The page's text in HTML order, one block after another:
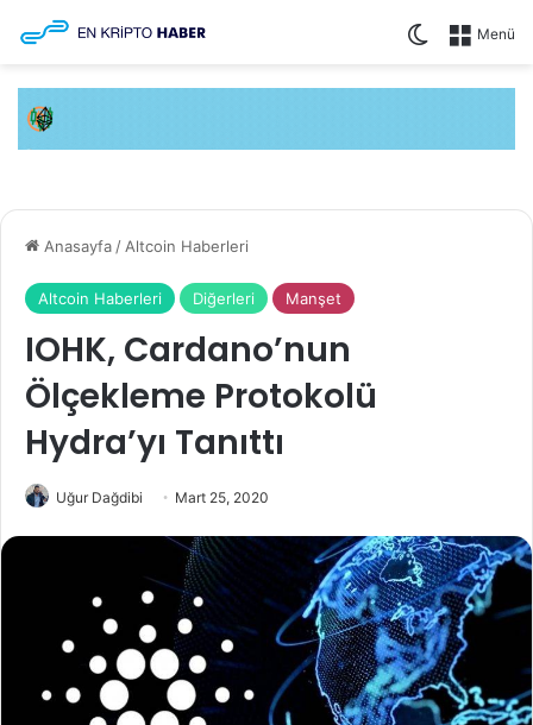
Menü
Dış
Anasayfa / Altcoin Haberleri
Altcoin Haberleri Diğerleri Manşet
IOHK, Cardano’nun
Ölçekleme Protokolü
Hydra’yı Tanıttı
Uğur Dağdibi Mart 25, 2020